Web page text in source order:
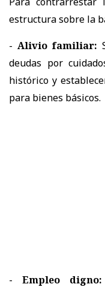
estructura sobre la
- Alivio familiar:
deudas por
histórico y
para bienes básicos.
- Empleo digno: